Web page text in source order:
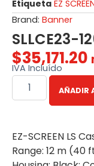
Etiqueta EZ
Brand: Banner
SLLCE23-
$35,171.20
IVA Incluído
AÑADIR
EZ-SCREEN LS
Range: 12 m (40